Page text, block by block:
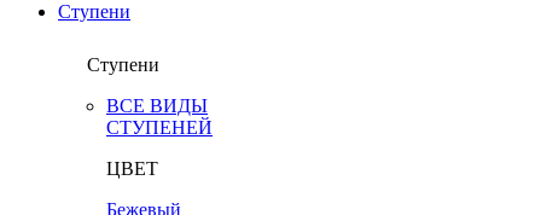
Ступени
Ступени
ВСЕ ВИДЫ
СТУПЕНЕЙ
ЦВЕТ
Бежевый